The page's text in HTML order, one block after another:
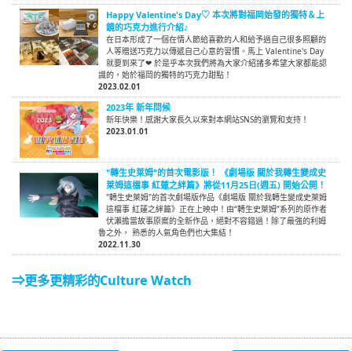
Happy Valentine's Day♡ 本次將對福岡始發的獨特＆上
鏡的巧克力進行介紹♪
在日本形成了一個在情人節給喜歡的人和給予過自己很多照顧的
人等贈送巧克力以傳遞自己心意的習慣。馬上 Valentine's Day
就要到來了❤ 於是乎本次我們將為大家介紹諸多希望大家都能認
識的，始於福岡的獨特的巧克力甜點！
2023.02.01
2023年 新年問候
新年快樂！感謝大家長久以來對本網站SNS的瀏覽和支持！
2023.01.01
"轉生史萊姆"的首次電影版！ 《劇場版 關於我轉生變成史
萊姆這檔事 紅蓮之絆篇》將從11月25日(週五) 開始公開！
"轉生史萊姆"的首次劇場版作品《劇場版 關於我轉生變成史萊姆
這檔事 紅蓮之絆篇》正在上映中！由“轉生史萊姆”系列的原作者
伏瀨擔當故事原案的全新作品，絕對不容錯過！除了最強的利姆
魯之外， 熟悉的人氣角色們也大集結！
2022.11.30
⇒更多更精彩的Culture Watch